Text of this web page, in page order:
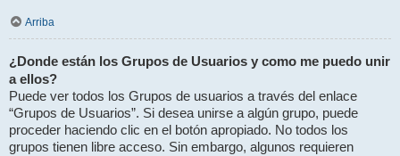
Arriba
¿Donde están los Grupos de Usuarios y como me puedo unir
a ellos?
Puede ver todos los Grupos de usuarios a través del enlace
“Grupos de Usuarios”. Si desea unirse a algún grupo, puede
proceder haciendo clic en el botón apropiado. No todos los
grupos tienen libre acceso. Sin embargo, algunos requieren